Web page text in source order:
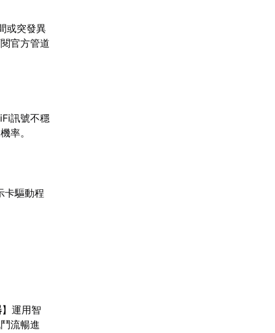
或突發異
官方管道
訊號不穩
率。
卡驅動程
】運用智
流暢進